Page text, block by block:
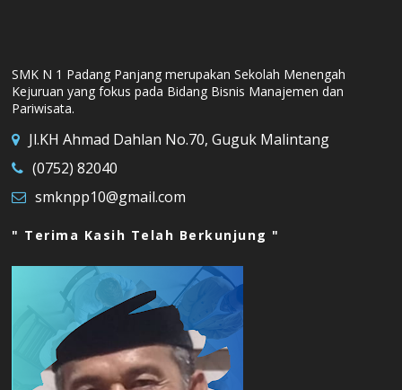
SMK N 1 Padang Panjang merupakan Sekolah Menengah
Kejuruan yang fokus pada Bidang Bisnis Manajemen dan
Pariwisata.
Jl.KH Ahmad Dahlan No.70, Guguk Malintang
(0752) 82040
smknpp10@gmail.com
" Terima Kasih Telah Berkunjung "